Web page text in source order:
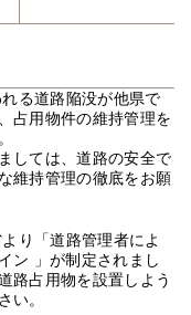
る道路陥没が他県で
占用物件の維持管理を
しては、道路の安全で
維持管理の徹底をお願
り「道路管理者によ
ン 」が制定されまし
路占用物を設置しよう
い。